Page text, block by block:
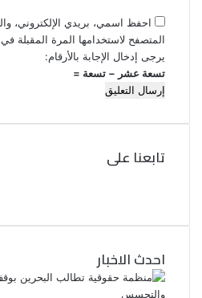
احفظ اسمي، بريدي الإلكتروني،
المتصفح لاستخدامها المرة المقبلة
يرجى إدخال الإجابة بالأرقام:
تسعة عشر − تسعة =
تابعنا على
ب
ك
ي
ر
احدث الاخبار